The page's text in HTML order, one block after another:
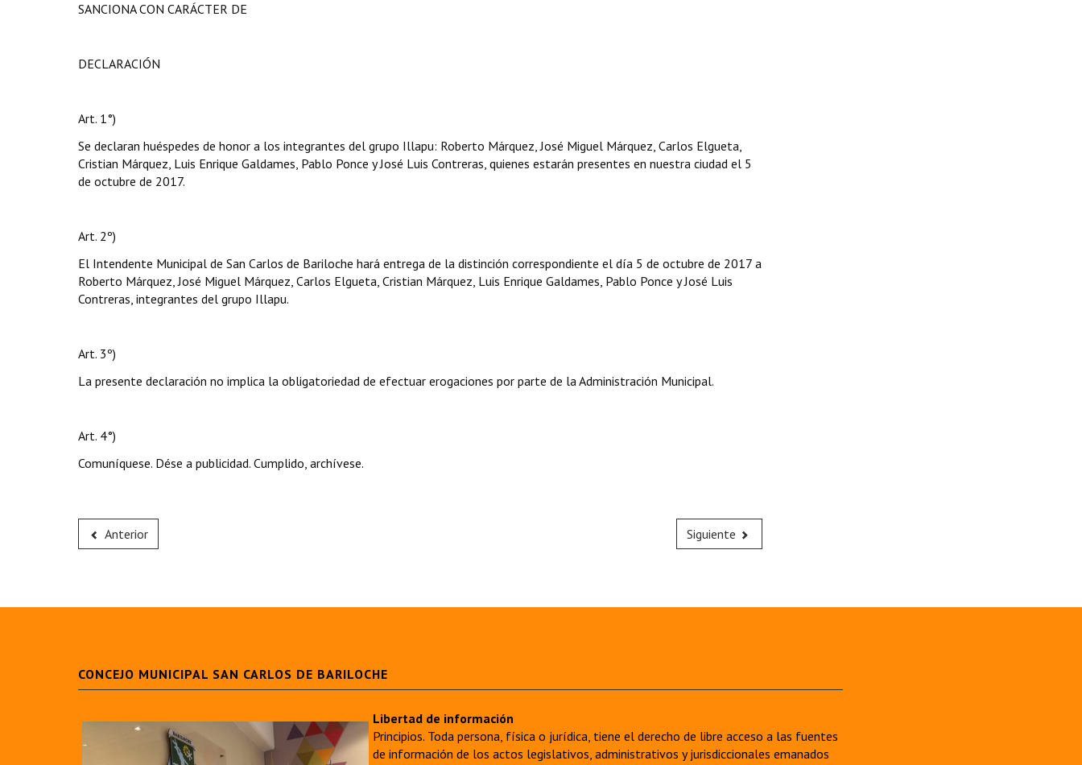
SANCIONA CON CARÁCTER DE
DECLARACIÓN
Art. 1°)
Se declaran huéspedes de honor a los integrantes del grupo Illapu: Roberto Márquez, José Miguel Márquez, Carlos Elgueta,
Cristian Márquez, Luis Enrique Galdames, Pablo Ponce y José Luis Contreras, quienes estarán presentes en nuestra ciudad el 5
de octubre de 2017.
Art. 2º)
El Intendente Municipal de San Carlos de Bariloche hará entrega de la distinción correspondiente el día 5 de octubre de 2017 a
Roberto Márquez, José Miguel Márquez, Carlos Elgueta, Cristian Márquez, Luis Enrique Galdames, Pablo Ponce y José Luis
Contreras, integrantes del grupo Illapu.
Art. 3º)
La presente declaración no implica la obligatoriedad de efectuar erogaciones por parte de la Administración Municipal.
Art. 4°)
Comuníquese. Dése a publicidad. Cumplido, archívese.
Anterior Siguiente
CONCEJO MUNICIPAL SAN CARLOS DE BARILOCHE
Libertad de información
Principios. Toda persona, física o jurídica, tiene el derecho de libre acceso a las fuentes
de información de los actos legislativos, administrativos y jurisdiccionales emanados